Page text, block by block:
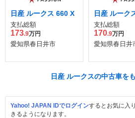
日産 ルークス 660 X
支払総額
173.9万円
愛知県春日井市
日産 ルーク
支払総額
170.9万円
愛知県春日井
日産 ルークスの中古車を
Yahoo! JAPAN IDでログインするとお気に入
きるようになります。